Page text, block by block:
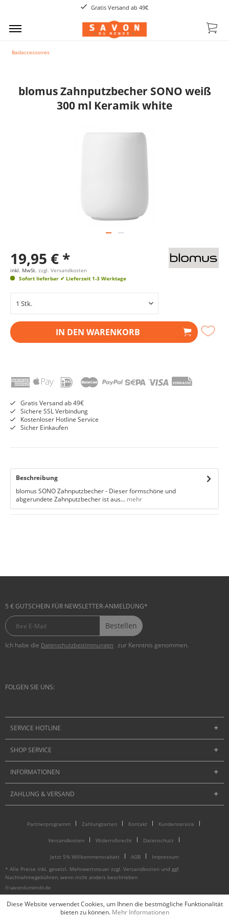
Gratis Versand ab 49€
Badaccessoires
blomus Zahnputzbecher SONO weiß
300 ml Keramik white
19,95 € *
inkl. MwSt. zzgl. Versandkosten
Sofort lieferbar ✔ Lieferzeit 1-3 Werktage
IN DEN WARENKORB
Gratis Versand ab 49€
Sichere SSL Verbindung
Kostenloser Hotline Service
Sicher Einkaufen
Beschreibung
blomus SONO Zahnputzbecher - Dieser formschöne und
abgerundete Zahnputzbecher ist aus... mehr
5 € GUTSCHEIN FÜR NEWSLETTER-ANMELDUNG*
Bestellen
Ich habe die Datenschutzbestimmungen zur Kenntnis genommen.
FOLGEN SIE UNS:
SERVICE HOTLINE
SHOP SERVICE
INFORMATIONEN
ZAHLUNG & VERSAND
Partnerprogramm Zahlungsarten Kontakt Kundenservice
Versandkosten Widerrufsrecht Datenschutz
Jetzt 5% Willkommensrabatt AGB
Impressum
* Alle Preise inkl. gesetzl. Mehrwertsteuer zzgl. Versandkosten und ggf.
Nachnahmegebühren, wenn nicht anders beschrieben
© savondumonde.de
Diese Website verwendet Cookies, um Ihnen die bestmögliche Funktionalität
bieten zu können. Mehr Informationen